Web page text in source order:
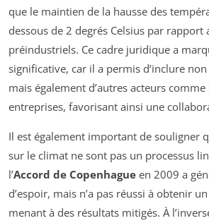
que le maintien de la hausse des
dessous de 2 degrés Celsius par rapport
préindustriels. Ce cadre juridique a
significative, car il a permis d’inclure
mais également d’autres acteurs
entreprises, favorisant ainsi une
Il est également important de souligner
sur le climat ne sont pas un processus
l’Accord de Copenhague en 2009 a
d’espoir, mais n’a pas réussi à obtenir
menant à des résultats mitigés. À